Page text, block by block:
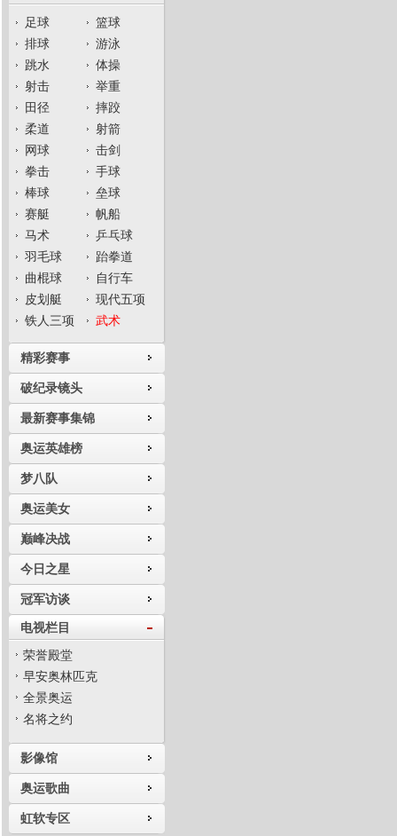
足球
篮球
排球
游泳
跳水
体操
射击
举重
田径
摔跤
柔道
射箭
网球
击剑
拳击
手球
棒球
垒球
赛艇
帆船
马术
乒乓球
羽毛球
跆拳道
曲棍球
自行车
皮划艇
现代五项
铁人三项
武术
精彩赛事
破纪录镜头
最新赛事集锦
奥运英雄榜
梦八队
奥运美女
巅峰决战
今日之星
冠军访谈
电视栏目
荣誉殿堂
早安奥林匹克
全景奥运
名将之约
影像馆
奥运歌曲
虹软专区